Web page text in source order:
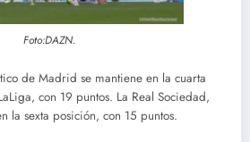
Foto:DAZN.
de Madrid se mantiene en la cuarta
con 19 puntos. La Real Sociedad,
la sexta posición, con 15 puntos.